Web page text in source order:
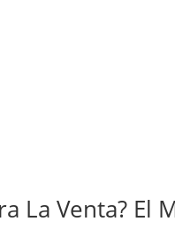
La Venta? El